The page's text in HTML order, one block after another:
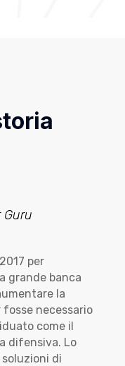
Guru
per
grande banca
la
necessario
come il
difensiva. Lo
di